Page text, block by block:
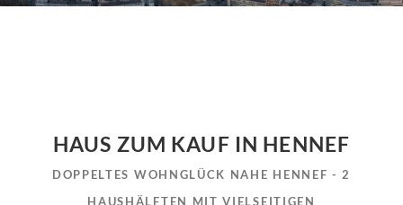
HAUS ZUM KAUF IN HENNEF
DOPPELTES WOHNGLÜCK NAHE HENNEF - 2
HAUSHÄLFTEN MIT VIELSEITIGEN